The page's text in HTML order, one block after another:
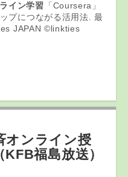
イン学習
「Coursera」
プにつながる活用法. 最
JAPAN ©linkties
オンライン授
福島放送）